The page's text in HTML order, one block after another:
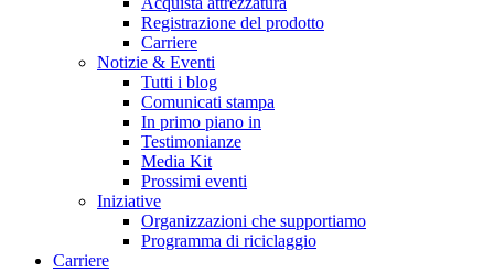
Registrazione del prodotto
Carriere
Notizie & Eventi
Tutti i blog
Comunicati stampa
In primo piano in
Testimonianze
Media Kit
Prossimi eventi
Iniziative
Organizzazioni che supportiamo
Programma di riciclaggio
Carriere